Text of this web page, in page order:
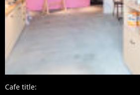
Cafe title: